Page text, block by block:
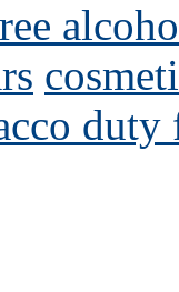
duty